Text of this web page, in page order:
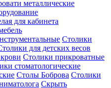
металлические
для кабинета
Столики
для детских весов
Столики прикроватные
стоматологические
Столы Боброва Столики
Скрыть